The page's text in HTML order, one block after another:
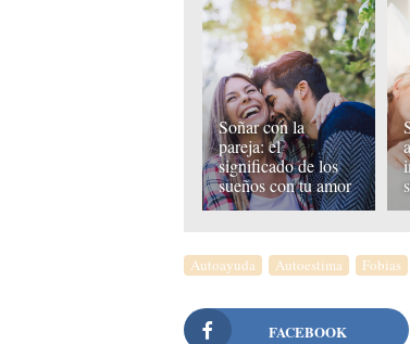
Soñar con la
pareja: el
significado de los
sueños con tu amor
Autoayuda Autoestima Fobias
FACEBOOK